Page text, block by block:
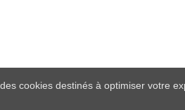
cookies destinés à optimiser votre